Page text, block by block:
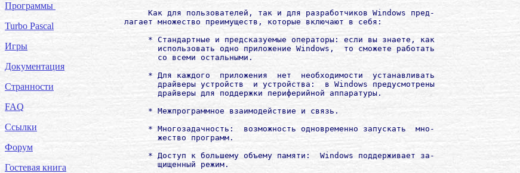
Программы
Turbo Pascal
Игры
Документация
Странности
FAQ
Ссылки
Форум
Гостевая книга
             Как для пользователей, так и для разработчиков Windows пред-
        лагает множество преимуществ, которые включают в себя:
             * Стандартные и предсказуемые операторы: если вы знаете, как
               использовать одно приложение Windows,  то сможете работать
               со всеми остальными.
             * Для каждого  приложения  нет  необходимости  устанавливать
               драйверы устройств  и устройства:  в Windows предусмотрены
               драйверы для поддержки периферийной аппаратуры.
             * Межпрограммное взаимодействие и связь.
             * Многозадачность:  возможность одновременно запускать  мно-
               жество программ.
             * Доступ к большему объему памяти:  Windows поддерживает за-
               щищенный режим.